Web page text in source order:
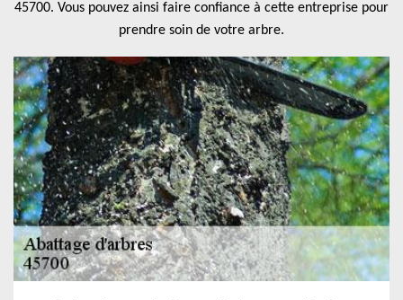
45700. Vous pouvez ainsi faire confiance à cette entreprise pour
prendre soin de votre arbre.